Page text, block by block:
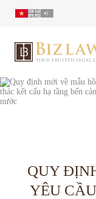
Trang chủ
QUY
YÊU